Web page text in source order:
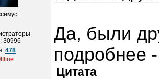
30996
478
Да, были
подробнее
Цитата